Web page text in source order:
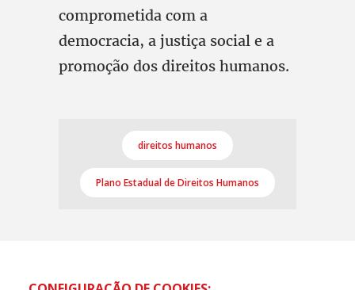
comprometida com a
democracia, a justiça social e a
promoção dos direitos humanos.
direitos humanos
Plano Estadual de Direitos Humanos